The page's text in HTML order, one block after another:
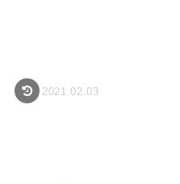
2021.02.03